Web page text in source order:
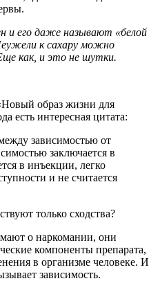
и его даже называют «белой
к сахару можно
как, и это не шутки.
образ жизни для
есть интересная цитата:
зависимостью от
заключается в
в инъекции, легко
и не считается
только сходства?
о наркомании, они
компоненты препарата,
в организме человеке. И
зависимость.